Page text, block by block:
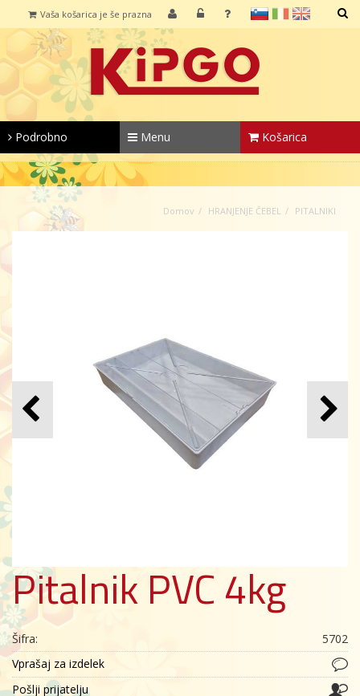
IŠČI
sl it
Vaša košarica je še prazna
Podrobno Menu Košarica
Domov HRANJENJE ČEBEL PITALNIKI
Pitalnik PVC 4kg
Šifra:
5702
Vprašaj za izdelek
Pošlji prijatelju